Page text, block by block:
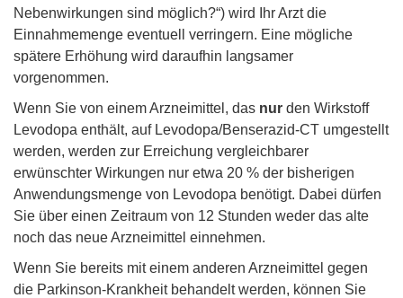
Nebenwirkungen sind möglich?“) wird Ihr Arzt die
Einnahmemenge eventuell verringern. Eine mögliche
spätere Erhöhung wird daraufhin langsamer
vorgenommen.
Wenn Sie von einem Arzneimittel, das nur den Wirkstoff
Levodopa enthält, auf Levodopa/Benserazid-CT umgestellt
werden, werden zur Erreichung vergleichbarer
erwünschter Wirkungen nur etwa 20 % der bisherigen
Anwendungsmenge von Levodopa benötigt. Dabei dürfen
Sie über einen Zeitraum von 12 Stunden weder das alte
noch das neue Arzneimittel einnehmen.
Wenn Sie bereits mit einem anderen Arzneimittel gegen
die Parkinson-Krankheit behandelt werden, können Sie